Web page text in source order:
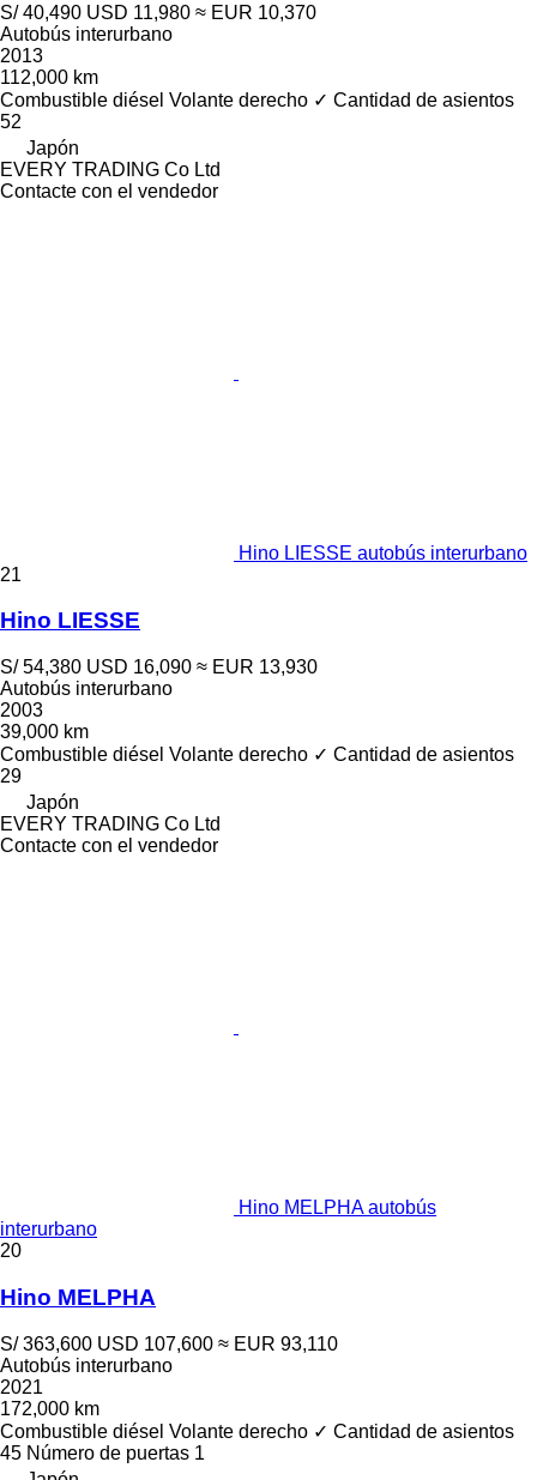
S/ 40,490 USD 11,980 ≈ EUR 10,370
Autobús interurbano
2013
112,000 km
Combustible diésel Volante derecho ✓ Cantidad de asientos
52
Japón
EVERY TRADING Co Ltd
Contacte con el vendedor
Hino LIESSE autobús interurbano
21
Hino LIESSE
S/ 54,380 USD 16,090 ≈ EUR 13,930
Autobús interurbano
2003
39,000 km
Combustible diésel Volante derecho ✓ Cantidad de asientos
29
Japón
EVERY TRADING Co Ltd
Contacte con el vendedor
Hino MELPHA autobús
interurbano
20
Hino MELPHA
S/ 363,600 USD 107,600 ≈ EUR 93,110
Autobús interurbano
2021
172,000 km
Combustible diésel Volante derecho ✓ Cantidad de asientos
45 Número de puertas 1